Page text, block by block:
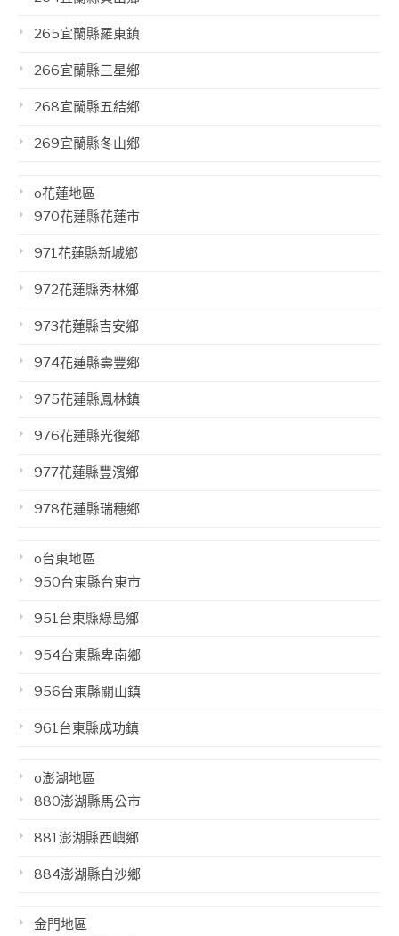
265宜蘭縣羅東鎮
266宜蘭縣三星鄉
268宜蘭縣五結鄉
269宜蘭縣冬山鄉
o花蓮地區
970花蓮縣花蓮市
971花蓮縣新城鄉
972花蓮縣秀林鄉
973花蓮縣吉安鄉
974花蓮縣壽豐鄉
975花蓮縣鳳林鎮
976花蓮縣光復鄉
977花蓮縣豐濱鄉
978花蓮縣瑞穗鄉
o台東地區
950台東縣台東市
951台東縣綠島鄉
954台東縣卑南鄉
956台東縣關山鎮
961台東縣成功鎮
o澎湖地區
880澎湖縣馬公市
881澎湖縣西嶼鄉
884澎湖縣白沙鄉
金門地區